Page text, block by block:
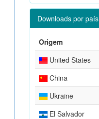
Downloads por país
Origem
United States
China
Ukraine
El Salvador